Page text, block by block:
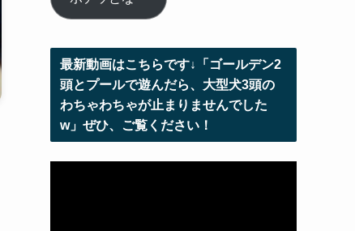
ア
レ
ス最新動画はこちらです↓「ゴールデン2
頭とプールで遊んだら、大型犬3頭の
わちゃわちゃが止まりませんでした
w」ぜひ、ご覧ください！